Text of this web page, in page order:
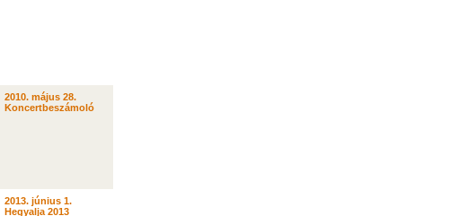
2010. május 28.
Koncertbeszámoló
2013. június 1.
Hegyalja 2013